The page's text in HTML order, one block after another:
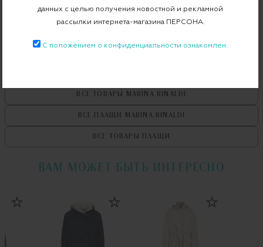
Бесплатная примерка в пункте выдачи
Примерка при доставке торговым представителем
ВСЕ ТОВАРЫ MARINA RINALDI
ВСЕ ПЛАЩИ MARINA RINALDI
ВСЕ ТОВАРЫ ПЛАЩИ
ВАМ МОЖЕТ БЫТЬ ИНТЕРЕСНО
данных с целью получения новостной и рекламной
рассылки интернета-магазина ПЕРСОНА.
С положением о конфиденциальности ознакомлен.